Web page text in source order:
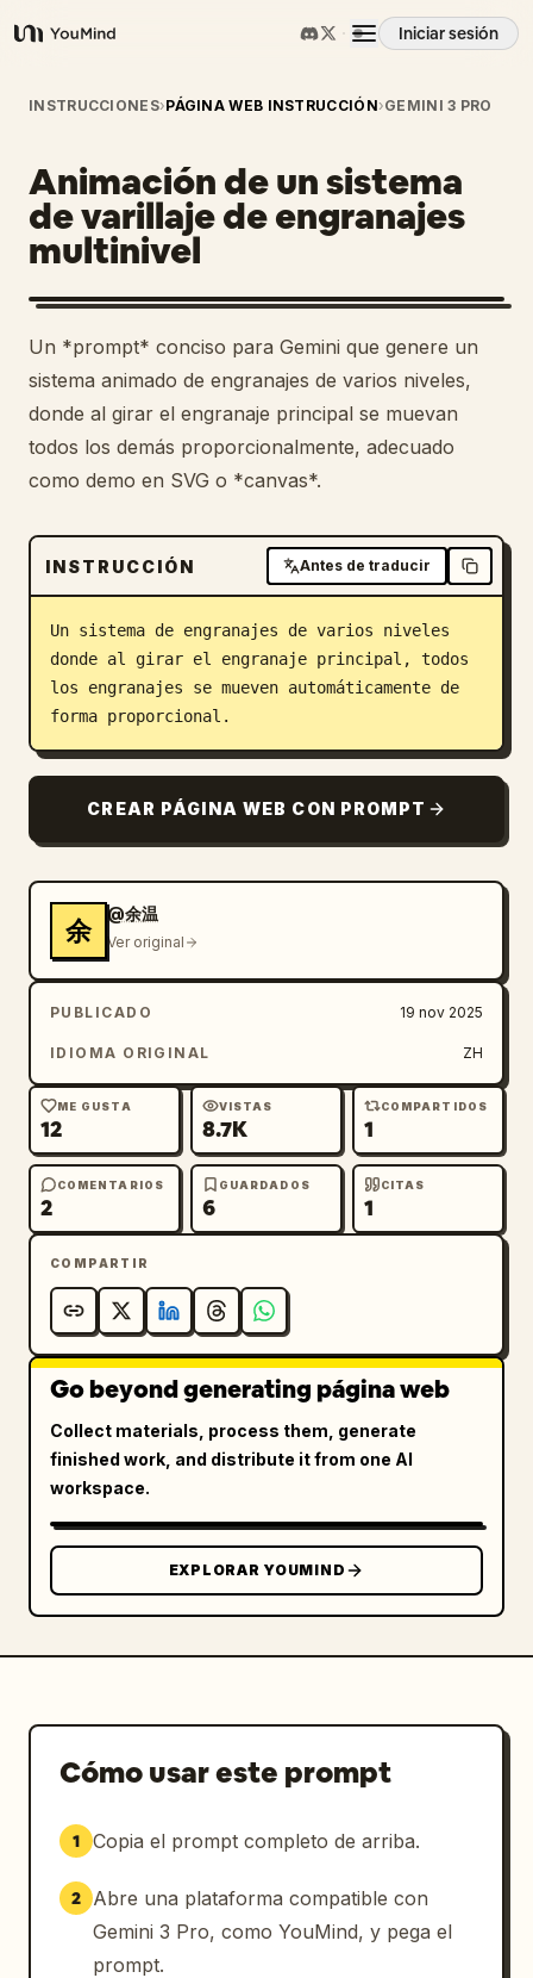
YouMind
Iniciar sesión
Resumen
Casos de uso
Habilidades
Prompts
Precios
Descargar
Blog
Actualizaciones
INSTRUCCIONES›PÁGINA WEB INSTRUCCIÓN›GEMINI 3 PRO
Animación de un sistema
de varillaje de engranajes
multinivel
Un *prompt* conciso para Gemini que genere un
sistema animado de engranajes de varios niveles,
donde al girar el engranaje principal se muevan
todos los demás proporcionalmente, adecuado
como demo en SVG o *canvas*.
INSTRUCCIÓN Antes de traducir
Un sistema de engranajes de varios niveles
donde al girar el engranaje principal, todos
los engranajes se mueven automáticamente de
forma proporcional.
CREAR PÁGINA WEB CON PROMPT
余
@余温
Ver original
PUBLICADO 19 nov 2025
IDIOMA ORIGINAL ZH
ME GUSTA
12
VISTAS
8.7K
COMPARTIDOS
1
COMENTARIOS
2
GUARDADOS
6
CITAS
1
COMPARTIR
Go beyond generating página web
Collect materials, process them, generate
finished work, and distribute it from one AI
workspace.
EXPLORAR YOUMIND
Cómo usar este prompt
1 Copia el prompt completo de arriba.
2
Abre una plataforma compatible con
Gemini 3 Pro, como YouMind, y pega el
prompt.